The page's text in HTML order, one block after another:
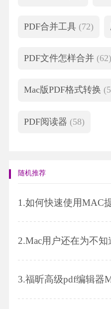
PDF合并工具 (72)
PDF文件怎样合并 (62)
Mac版PDF格式转换
PDF阅读器 (58)
随机推荐
1.如何快速使用MAC提取
2.Mac用户还在为不知道怎么给PDF
3.福昕高级pdf编辑器Mac